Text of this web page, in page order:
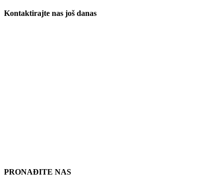
Kontaktirajte nas još danas
PRONAĐITE NAS